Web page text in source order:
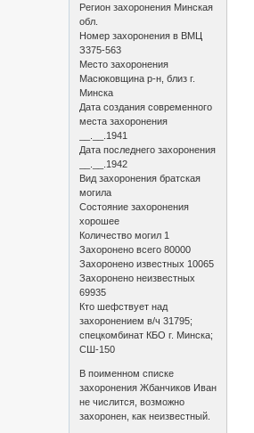
Регион захоронения Минская
обл.
Номер захоронения в ВМЦ
З375-563
Место захоронения
Масюковщина р-н, близ г.
Минска
Дата создания современного
места захоронения
__.__.1941
Дата последнего захоронения
__.__.1942
Вид захоронения братская
могила
Состояние захоронения
хорошее
Количество могил 1
Захоронено всего 80000
Захоронено известных 10065
Захоронено неизвестных
69935
Кто шефствует над
захоронением в/ч 31795;
спецкомбинат КБО г. Минска;
СШ-150
В поименном списке
захоронения Жбанчиков Иван
не числится, возможно
захоронен, как неизвестный.